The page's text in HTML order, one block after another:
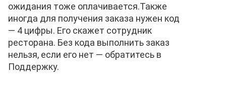
ожидания тоже оплачивается.Также
иногда для получения заказа нужен код
— 4 цифры. Его скажет сотрудник
ресторана. Без кода выполнить заказ
нельзя, если его нет — обратитесь в
Поддержку.